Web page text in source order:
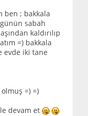
ben ; bakkala
sabah
kaldırılıp
=) bakkala
evde iki tane
=) =)
devam et